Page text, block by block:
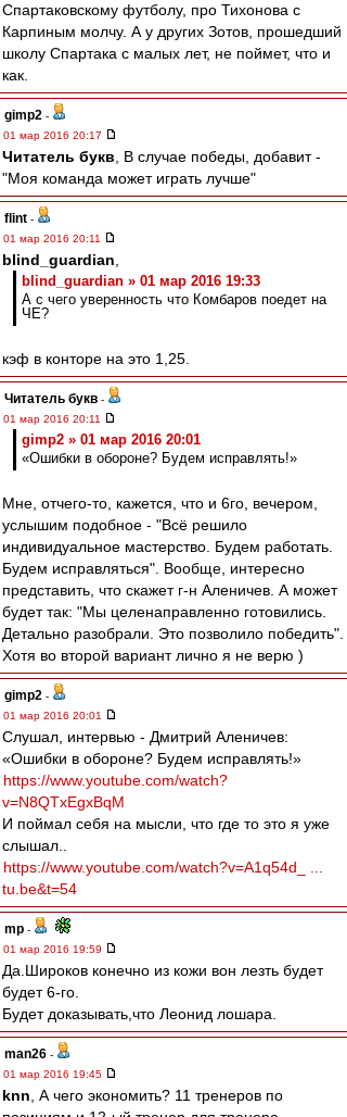
Спартаковскому футболу, про Тихонова с
Карпиным молчу. А у других Зотов, прошедший
школу Спартака с малых лет, не поймет, что и
как.
gimp2 -
01 мар 2016 20:17
Читатель букв , В случае победы, добавит -
"Моя команда может играть лучше"
flint -
01 мар 2016 20:11
blind_guardian
blind_guardian » 01 мар 2016 19:33
А с чего уверенность что Комбаров поедет на
ЧЕ?
кэф в конторе на это 1,25.
Читатель букв -
01 мар 2016 20:11
gimp2 » 01 мар 2016 20:01
«Ошибки в обороне? Будем исправлять!»
Мне, отчего-то, кажется, что и 6го, вечером,
услышим подобное - "Всё решило
индивидуальное мастерство. Будем работать.
Будем исправляться". Вообще, интересно
представить, что скажет г-н Аленичев. А может
будет так: "Мы целенаправленно готовились.
Детально разобрали. Это позволило победить".
Хотя во второй вариант лично я не верю )
gimp2 -
01 мар 2016 20:01
Слушал, интервью - Дмитрий Аленичев:
«Ошибки в обороне? Будем исправлять!»
https://www.youtube.com/watch?
v=N8QTxEgxBqM
И поймал себя на мысли, что где то это я уже
слышал..
https://www.youtube.com/watch?v=A1q54d_ ...
tu.be&t=54
mp -
01 мар 2016 19:59
Да.Широков конечно из кожи вон лезть будет
будет 6-го.
Будет доказывать,что Леонид лошара.
man26 -
01 мар 2016 19:45
knn , А чего экономить? 11 тренеров по